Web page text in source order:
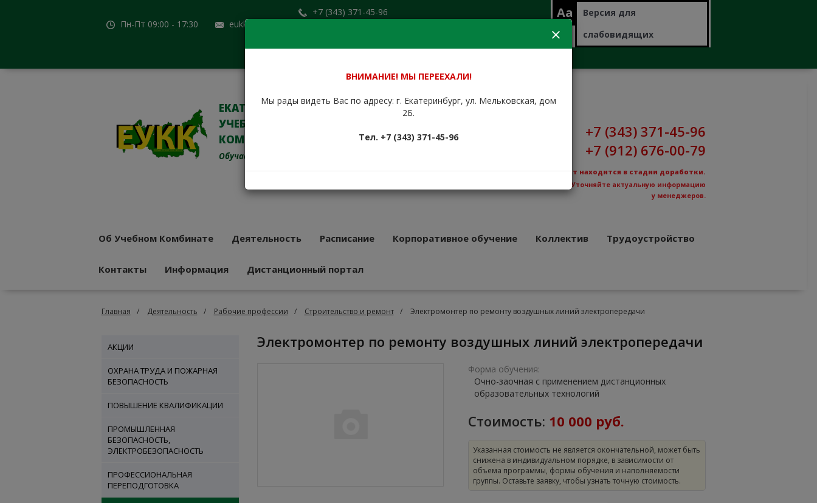
Пн-Пт 09:00 - 17:30 eukk@mail.ru
+7 (343) 371-45-96
Aa
Версия для
слабовидящих
ЕКАТЕРИНБУРГСКИЙ
УЧЕБНО-КУРСОВОЙ
КОМБИНАТ
Обучаем с 1943 года
+7 (343) 371-45-96
+7 (912) 676-00-79
Сайт находится в стадии доработки.
Уточняйте актуальную информацию
у менеджеров.
Об Учебном Комбинате Деятельность Расписание Корпоративное обучение Коллектив Трудоустройство
Контакты Информация Дистанционный портал
Главная Деятельность Рабочие профессии Строительство и ремонт Электромонтер по ремонту воздушных линий электропередачи
АКЦИИ
ОХРАНА ТРУДА И ПОЖАРНАЯ
БЕЗОПАСНОСТЬ
ПОВЫШЕНИЕ КВАЛИФИКАЦИИ
ПРОМЫШЛЕННАЯ
БЕЗОПАСНОСТЬ,
ЭЛЕКТРОБЕЗОПАСНОСТЬ
ПРОФЕССИОНАЛЬНАЯ
ПЕРЕПОДГОТОВКА
Электромонтер по ремонту воздушных линий электропередачи
Форма обучения:
Очно-заочная с применением дистанционных
образовательных технологий
Стоимость: 10 000 руб.
Указанная стоимость не является окончательной, может быть
снижена в индивидуальном порядке, в зависимости от
объема программы, формы обучения и наполняемости
группы. Оставьте заявку, чтобы узнать точную стоимость.
ВНИМАНИЕ! МЫ ПЕРЕЕХАЛИ!
Мы рады видеть Вас по адресу: г. Екатеринбург, ул. Мельковская, дом
2Б.
Тел. +7 (343) 371-45-96